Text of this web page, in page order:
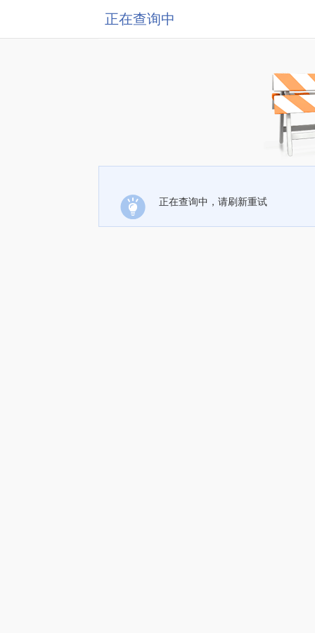
正在查询中
正在查询中，请刷新重试